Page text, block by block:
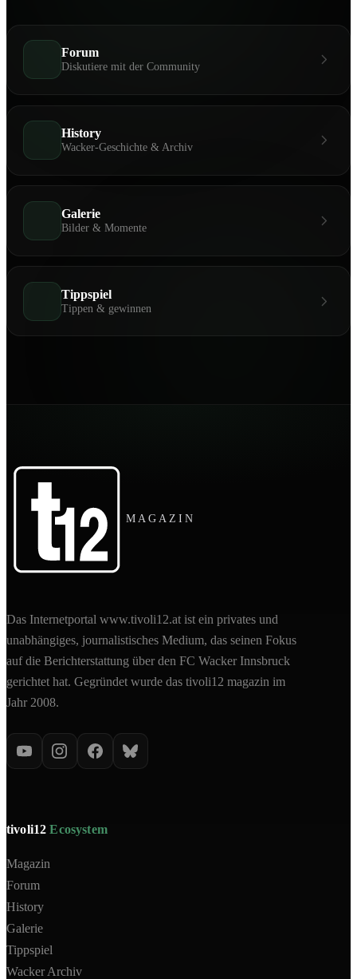
Forum
Diskutiere mit der Community
History
Wacker-Geschichte & Archiv
Galerie
Bilder & Momente
Tippspiel
Tippen & gewinnen
MAGAZIN
Das Internetportal www.tivoli12.at ist ein privates und
unabhängiges, journalistisches Medium, das seinen Fokus
auf die Berichterstattung über den FC Wacker Innsbruck
gerichtet hat. Gegründet wurde das tivoli12 magazin im
Jahr 2008.
tivoli12Ecosystem
Magazin
Forum
History
Galerie
Tippspiel
Wacker Archiv